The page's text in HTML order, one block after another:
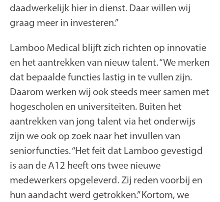
daadwerkelijk hier in dienst. Daar willen wij
graag meer in investeren.”
Lamboo Medical blijft zich richten op innovatie
en het aantrekken van nieuw talent. “We merken
dat bepaalde functies lastig in te vullen zijn.
Daarom werken wij ook steeds meer samen met
hogescholen en universiteiten. Buiten het
aantrekken van jong talent via het onderwijs
zijn we ook op zoek naar het invullen van
seniorfuncties. “Het feit dat Lamboo gevestigd
is aan de A12 heeft ons twee nieuwe
medewerkers opgeleverd. Zij reden voorbij en
hun aandacht werd getrokken.” Kortom, we